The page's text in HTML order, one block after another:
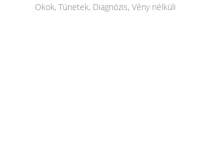
Okok, Tünetek, Diagnózis, Vény nélküli